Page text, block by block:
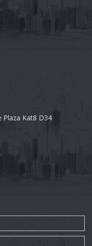
Plaza Kat8 D34